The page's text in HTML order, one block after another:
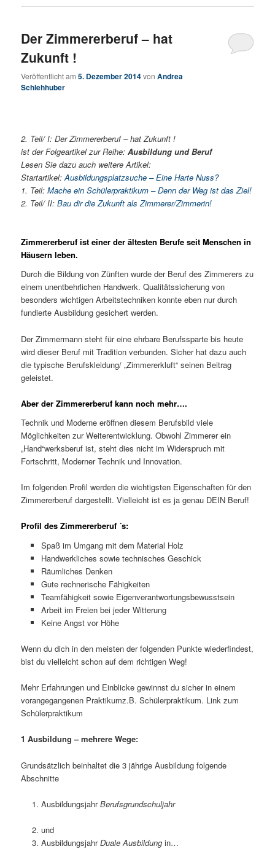
Der Zimmererberuf – hat
Zukunft !
Veröffentlicht am5. Dezember 2014vonAndrea
Schlehhuber
2. Teil/ I: Der Zimmererberuf – hat Zukunft !
ist der Folgeartikel zur Reihe:Ausbildung und Beruf
Lesen Sie dazu auch weitere Artikel:
Startartikel:Ausbildungsplatzsuche – Eine Harte Nuss?
1. Teil:Mache ein Schülerpraktikum – Denn der Weg ist das Ziel!
2. Teil/ II:Bau dir die Zukunft als Zimmerer/Zimmerin!
Zimmererberuf ist einer der ältesten Berufe seit Menschen in
Häusern leben.
Durch die Bildung von Zünften wurde der Beruf des Zimmerers zu
einem unentbehrlichen Handwerk. Qualitätssicherung von
besonders wichtigen Arbeitstechniken konnte eben nur durch
fundierte Ausbildung gesichert werden.
Der Zimmermann steht für eine ehrbare Berufssparte bis heute
wird dieser Beruf mit Tradition verbunden. Sicher hat dazu auch
die typische Berufskleidung/ „Zimmererkluft“ seinen Beitrag
geleistet.
Aber der Zimmererberuf kann noch mehr….
Technik und Moderne eröffnen diesem Berufsbild viele
Möglichkeiten zur Weiterentwicklung. Obwohl Zimmerer ein
„Hand“werksberuf ist, steht dies nicht im Widerspruch mit
Fortschritt, Moderner Technik und Innovation.
Im folgenden Profil werden die wichtigsten Eigenschaften für den
Zimmererberuf dargestellt. Vielleicht ist es ja genau DEIN Beruf!
Profil des Zimmererberuf ´s:
Spaß im Umgang mit dem Material Holz
Handwerkliches sowie technisches Geschick
Räumliches Denken
Gute rechnerische Fähigkeiten
Teamfähigkeit sowie Eigenverantwortungsbewusstsein
Arbeit im Freien bei jeder Witterung
Keine Angst vor Höhe
Wenn du dich in den meisten der folgenden Punkte wiederfindest,
bist du vielleicht schon auf dem richtigen Weg!
Mehr Erfahrungen und Einblicke gewinnst du sicher in einem
vorangegangenen Praktikumz.B. Schülerpraktikum. Link zum
Schülerpraktikum
1 Ausbildung – mehrere Wege:
Grundsätzlich beinhaltet die 3 jährige Ausbildung folgende
Abschnitte
AusbildungsjahrBerufsgrundschuljahr
und
AusbildungsjahrDuale Ausbildungin…